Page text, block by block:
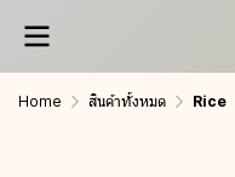
Home สินค้าทั้งหมด Rice